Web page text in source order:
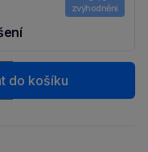
zvýhodnění
+
do košíku